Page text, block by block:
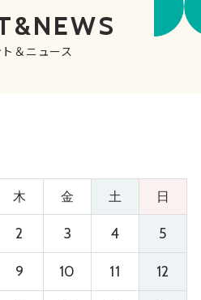
＆ニュース
木 金 土 日
2 3 4 5
9 10 11 12